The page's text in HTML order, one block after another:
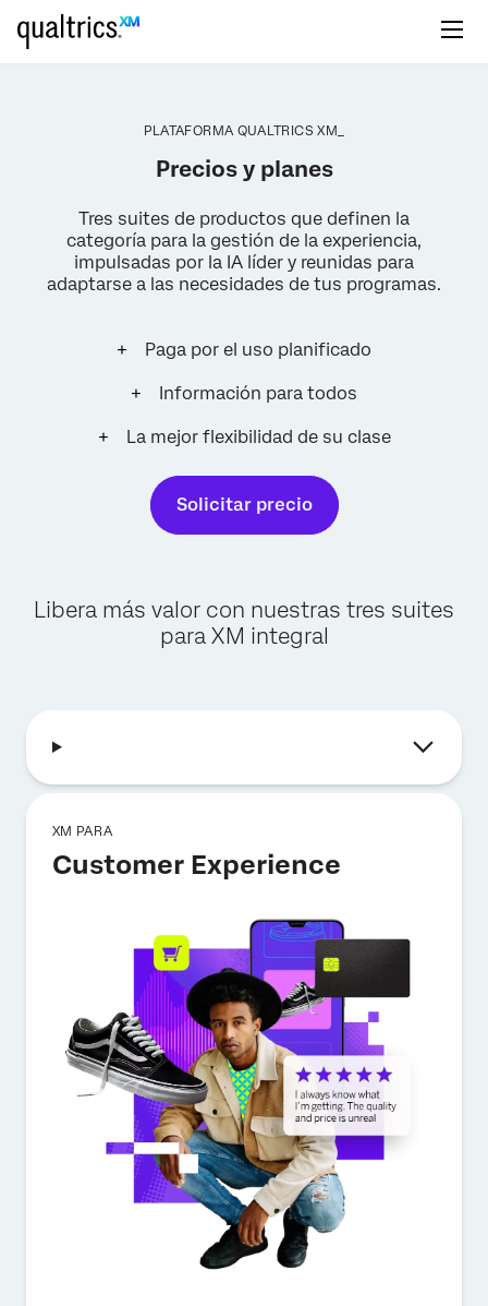
PLATAFORMA QUALTRICS XM_
Precios y planes
Tres suites de productos que definen la
categoría para la gestión de la experiencia,
impulsadas por la IA líder y reunidas para
adaptarse a las necesidades de tus programas.
Paga por el uso planificado
Información para todos
La mejor flexibilidad de su clase
Solicitar precio
Solicitar precio
Nombre*
Libera más valor con nuestras tres suites
para XM integral
XM PARA
Customer Experience